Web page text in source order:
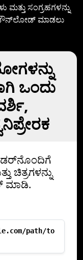
ಸಂಗ್ರಹಗಳನ್ನು
ಡೌನ್‌ಲೋಡ್‌ ಮಾಡಲು
ಒಂದು
ಚಿತ್ರಗಳನ್ನು
path/to